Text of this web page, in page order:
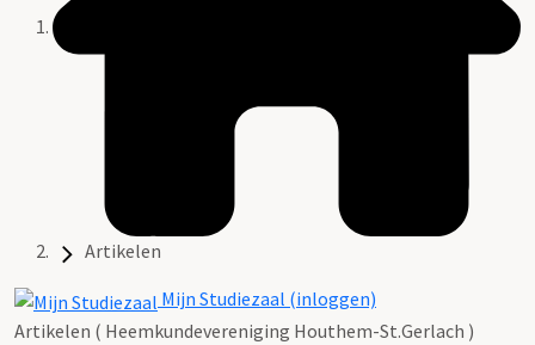
Artikelen
Mijn Studiezaal (inloggen)
Artikelen ( Heemkundevereniging Houthem-St.Gerlach )